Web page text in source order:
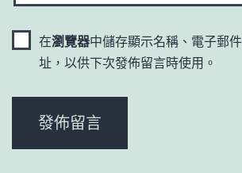
在瀏覽器中儲存顯示名稱、電子郵
址，以供下次發佈留言時使用。